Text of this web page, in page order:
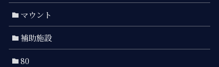
マウント
補助施設
80